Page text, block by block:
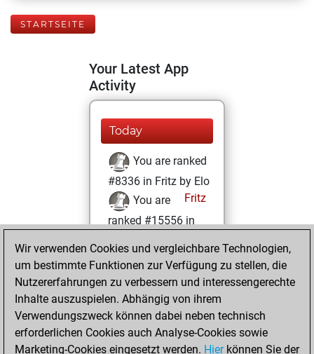
STARTSEITE
Your Latest App
Activity
Today
You are ranked
#8336 in Fritz by Elo
Fritz
You are
ranked #15556 in
Mittwoch, Juli 16,
2025
You achieved a
BeautyScore of 9
Fritz
Wir verwenden Cookies und vergleichbare Technologien,
um bestimmte Funktionen zur Verfügung zu stellen, die
Nutzererfahrungen zu verbessern und interessengerechte
Inhalte auszuspielen. Abhängig von ihrem
Verwendungszweck können dabei neben technisch
erforderlichen Cookies auch Analyse-Cookies sowie
Marketing-Cookies eingesetzt werden. Hierkönnen Sie der